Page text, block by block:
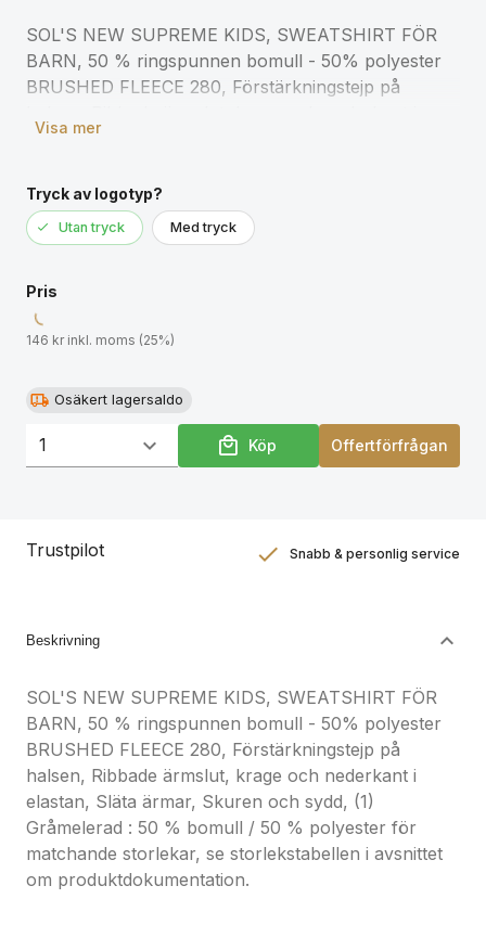
SOL'S NEW SUPREME KIDS, SWEATSHIRT FÖR
BARN, 50 % ringspunnen bomull - 50% polyester
BRUSHED FLEECE 280, Förstärkningstejp på
elastan, Släta ärmar, Skuren och sydd, (1)
matchande storlekar, se storlekstabellen i avsnittet
om produktdokumentation.
Visa mer
Tryck av logotyp?
Utan tryck Med tryck
Pris
146 kr inkl. moms (25%)
Osäkert lagersaldo
Köp Offertförfrågan
Trustpilot Snabb & personlig service
Beskrivning
SOL'S NEW SUPREME KIDS, SWEATSHIRT FÖR
BARN, 50 % ringspunnen bomull - 50% polyester
BRUSHED FLEECE 280, Förstärkningstejp på
halsen, Ribbade ärmslut, krage och nederkant i
elastan, Släta ärmar, Skuren och sydd, (1)
Gråmelerad : 50 % bomull / 50 % polyester för
matchande storlekar, se storlekstabellen i avsnittet
om produktdokumentation.